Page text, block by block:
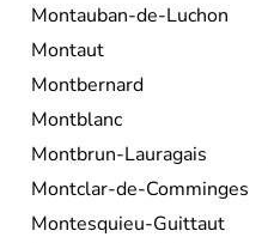
Montauban-de-Luchon
Montaut
Montbernard
Montblanc
Montbrun-Lauragais
Montclar-de-Comminges
Montesquieu-Guittaut